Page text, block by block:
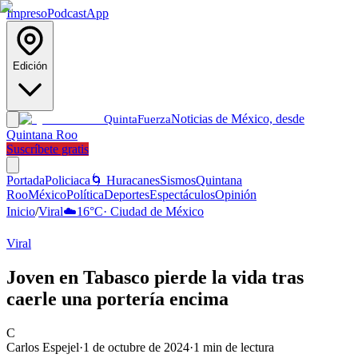
ImpresoPodcastApp
Edición
QuintaFuerzaNoticias de México, desde
Quintana Roo
Suscríbete gratis
PortadaPoliciaca 🌀 HuracanesSismosQuintana
RooMéxicoPolíticaDeportesEspectáculosOpinión
Inicio/Viral☁️16°C· Ciudad de México
Viral
Joven en Tabasco pierde la vida tras
caerle una portería encima
C
Carlos Espejel·1 de octubre de 2024·1 min de lectura